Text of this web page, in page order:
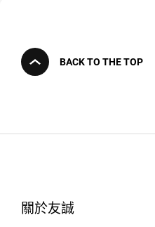
BACK TO THE TOP
關於友誠